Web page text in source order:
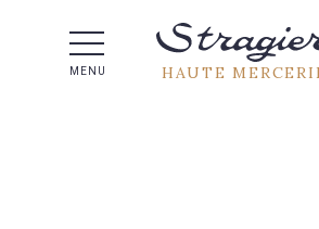
MENU HAUTE